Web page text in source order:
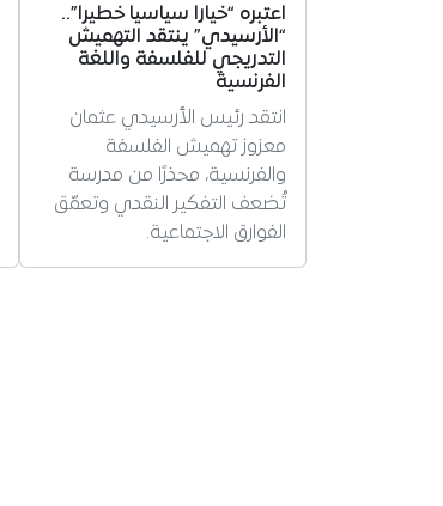
اعتبره “خيارا سياسيا خطيرا”..
“الأرسيدي” ينتقد التهميش
التدريجي للفلسفة واللغة
الفرنسية
انتقد رئيس الأرسيدي عثمان
معزوز تهميش الفلسفة
والفرنسية، محذرًا من مدرسة
تُضعف التفكير النقدي وتعمّق
الفوارق الاجتماعية.